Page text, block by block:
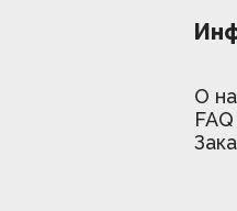
О
FAQ